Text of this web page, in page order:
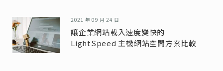
2021 年 09 月 24 日
讓企業網站載入速度變快的
LightSpeed 主機網站空間方案比較